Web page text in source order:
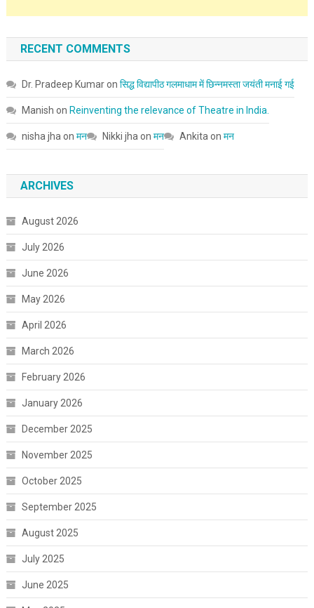
RECENT COMMENTS
Dr. Pradeep Kumaron सिद्ध विद्यापीठ गलमाधाम में छिन्नमस्ता जयंती मनाई गई
Manish on Reinventing the relevance of Theatre in India.
nisha jhaon मन Nikki jhaon मन Ankitaon मन
ARCHIVES
August 2026
July 2026
June 2026
May 2026
April 2026
March 2026
February 2026
January 2026
December 2025
November 2025
October 2025
September 2025
August 2025
July 2025
June 2025